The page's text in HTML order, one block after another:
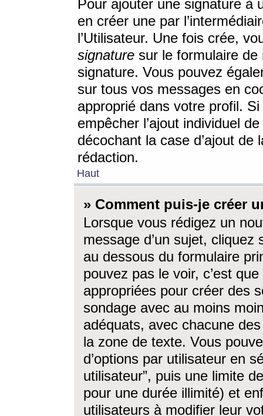
Pour ajouter une signature à
en créer une par
l’Utilisateur. Une fois crée,
signature sur le formulaire de
signature. Vous pouvez
sur tous vos messages en
approprié dans votre profil.
empêcher l’ajout individuel
décochant la case d’ajout
rédaction.
Haut
» Comment puis-je créer
Lorsque vous rédigez un
message d’un sujet, cliquez
au dessous du formulaire
pouvez pas le voir, c’est
appropriées pour créer des
sondage avec au moins
adéquats, avec chacune
la zone de texte. Vous
d’options par utilisateur en
utilisateur”, puis une limite
pour une durée illimité) et
utilisateurs à modifier leur